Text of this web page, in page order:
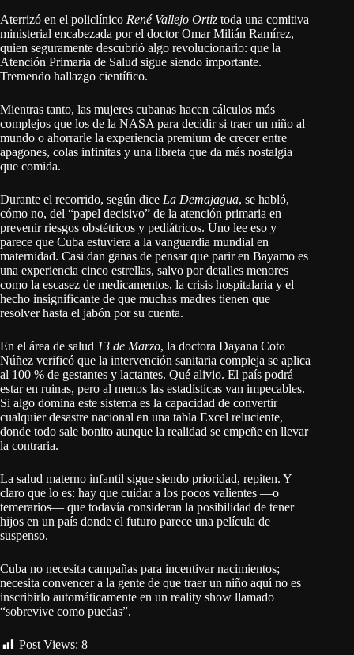
Aterrizó en el policlínico René Vallejo Ortiz toda una comitiva
ministerial encabezada por el doctor Omar Milián Ramírez,
quien seguramente descubrió algo revolucionario: que la
Atención Primaria de Salud sigue siendo importante.
Tremendo hallazgo científico.
Mientras tanto, las mujeres cubanas hacen cálculos más
complejos que los de la NASA para decidir si traer un niño al
mundo o ahorrarle la experiencia premium de crecer entre
apagones, colas infinitas y una libreta que da más nostalgia
que comida.
Durante el recorrido, según dice La Demajagua, se habló,
cómo no, del “papel decisivo” de la atención primaria en
prevenir riesgos obstétricos y pediátricos. Uno lee eso y
parece que Cuba estuviera a la vanguardia mundial en
maternidad. Casi dan ganas de pensar que parir en Bayamo es
una experiencia cinco estrellas, salvo por detalles menores
como la escasez de medicamentos, la crisis hospitalaria y el
hecho insignificante de que muchas madres tienen que
resolver hasta el jabón por su cuenta.
En el área de salud 13 de Marzo, la doctora Dayana Coto
Núñez verificó que la intervención sanitaria compleja se aplica
al 100 % de gestantes y lactantes. Qué alivio. El país podrá
estar en ruinas, pero al menos las estadísticas van impecables.
Si algo domina este sistema es la capacidad de convertir
cualquier desastre nacional en una tabla Excel reluciente,
donde todo sale bonito aunque la realidad se empeñe en llevar
la contraria.
La salud materno infantil sigue siendo prioridad, repiten. Y
claro que lo es: hay que cuidar a los pocos valientes —o
temerarios— que todavía consideran la posibilidad de tener
hijos en un país donde el futuro parece una película de
suspenso.
Cuba no necesita campañas para incentivar nacimientos;
necesita convencer a la gente de que traer un niño aquí no es
inscribirlo automáticamente en un reality show llamado
“sobrevive como puedas”.
Post Views: 8